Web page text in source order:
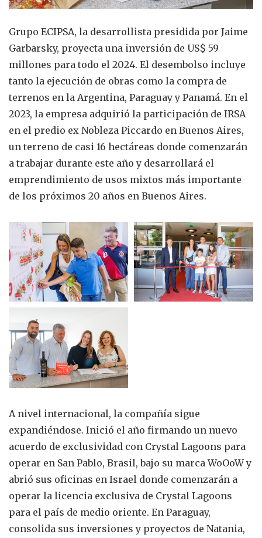
Grupo ECIPSA, la desarrollista presidida por Jaime
Garbarsky, proyecta una inversión de US$ 59
millones para todo el 2024. El desembolso incluye
tanto la ejecución de obras como la compra de
terrenos en la Argentina, Paraguay y Panamá. En el
2023, la empresa adquirió la participación de IRSA
en el predio ex Nobleza Piccardo en Buenos Aires,
un terreno de casi 16 hectáreas donde comenzarán
a trabajar durante este año y desarrollará el
emprendimiento de usos mixtos más importante
de los próximos 20 años en Buenos Aires.
A nivel internacional, la compañía sigue
expandiéndose. Inició el año firmando un nuevo
acuerdo de exclusividad con Crystal Lagoons para
operar en San Pablo, Brasil, bajo su marca WoOoW y
abrió sus oficinas en Israel donde comenzarán a
operar la licencia exclusiva de Crystal Lagoons
para el país de medio oriente. En Paraguay,
consolida sus inversiones y proyectos de Natania,